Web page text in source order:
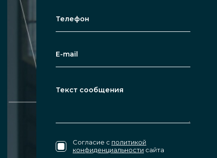
Согласие с политикой
конфиденциальности сайта